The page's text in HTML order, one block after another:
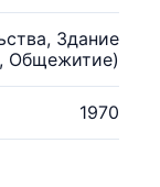
Здание
Общежитие)
1970